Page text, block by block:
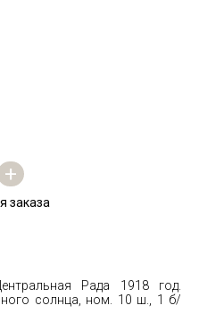
+
заказа
Рада 1918 год.
солнца, ном. 10 ш., 1 б/